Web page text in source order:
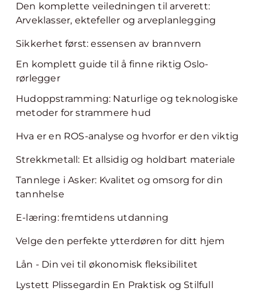
Den komplette veiledningen til arverett:
Arveklasser, ektefeller og arveplanlegging
Sikkerhet først: essensen av brannvern
En komplett guide til å finne riktig Oslo-
rørlegger
Hudoppstramming: Naturlige og teknologiske
metoder for strammere hud
Hva er en ROS-analyse og hvorfor er den viktig
Strekkmetall: Et allsidig og holdbart materiale
Tannlege i Asker: Kvalitet og omsorg for din
tannhelse
E-læring: fremtidens utdanning
Velge den perfekte ytterdøren for ditt hjem
Lån - Din vei til økonomisk fleksibilitet
Lystett Plissegardin En Praktisk og Stilfull